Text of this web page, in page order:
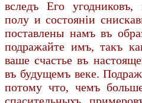
вследъ Его
полу и состоянiи
поставлены намъ въ
подражайте имъ, такъ
ваше счастье въ
въ будущемъ веке.
потому что, чемъ